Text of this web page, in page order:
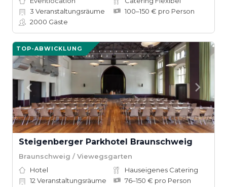
3 Veranstaltungsräume
100–150 € pro Person
2000 Gäste
TOP-ABWICKLUNG
Steigenberger Parkhotel Braunschweig
Braunschweig / Viewegsgarten
Hotel
Hauseigenes Catering
12 Veranstaltungsräume
76–150 € pro Person